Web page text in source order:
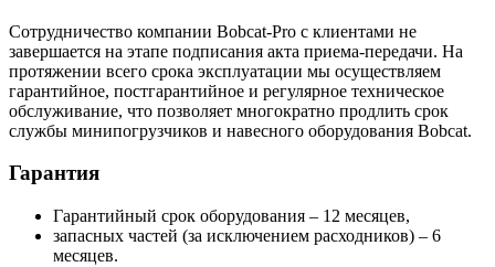
Сотрудничество компании Bobcat-Pro с клиентами не
завершается на этапе подписания акта приема-передачи. На
протяжении всего срока эксплуатации мы осуществляем
гарантийное, постгарантийное и регулярное техническое
обслуживание, что позволяет многократно продлить срок
службы минипогрузчиков и навесного оборудования Bobcat.
Гарантия
Гарантийный срок оборудования – 12 месяцев,
запасных частей (за исключением расходников) – 6
месяцев.